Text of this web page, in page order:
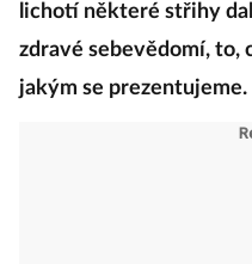
tak půvabné jako štíhlé
lichotí některé střihy
zdravé sebevědomí, to,
jakým se prezentujeme.